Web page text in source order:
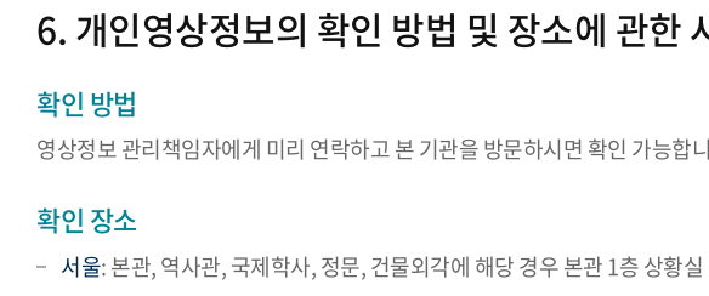
6. 개인영상정보의 확인 방법 및 장소에 관한
확인 방법
영상정보 관리책임자에게 미리 연락하고 본 기관을 방문하시면 확인 가능합
확인 장소
서울: 본관, 역사관, 국제학사, 정문, 건물외각에 해당 경우 본관 1층 상황